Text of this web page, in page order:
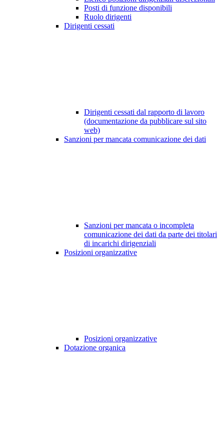
Posti di funzione disponibili
Ruolo dirigenti
Dirigenti cessati
Dirigenti cessati dal rapporto di lavoro
(documentazione da pubblicare sul sito
web)
Sanzioni per mancata comunicazione dei dati
Sanzioni per mancata o incompleta
comunicazione dei dati da parte dei titolari
di incarichi dirigenziali
Posizioni organizzative
Posizioni organizzative
Dotazione organica